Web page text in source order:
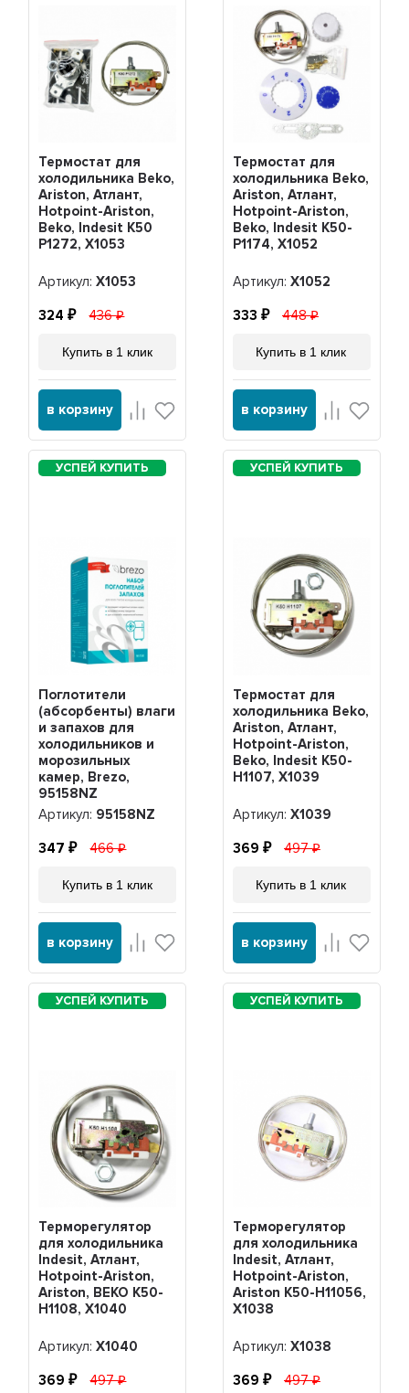
Термостат для
холодильника Beko,
Ariston, Атлант,
Hotpoint-Ariston,
Beko, Indesit K50
P1272, Х1053
Артикул:Х1053
324 436
Купить в 1 клик
в корзину
Термостат для
холодильника Beko,
Ariston, Атлант,
Hotpoint-Ariston,
Beko, Indesit K50-
P1174, Х1052
Артикул: Х1052
333 448
Купить в 1 клик
в корзину
Поглотители
(абсорбенты) влаги
и запахов для
холодильников и
морозильных
камер, Brezo,
95158NZ
Артикул: 95158NZ
347 466
Купить в 1 клик
в корзину
Термостат для
холодильника Beko,
Ariston, Атлант,
Hotpoint-Ariston,
Beko, Indesit K50-
H1107, Х1039
Артикул: Х1039
369 497
Купить в 1 клик
в корзину
Терморегулятор
для холодильника
Indesit, Атлант,
Hotpoint-Ariston,
Ariston, BEKO K50-
H1108, Х1040
Артикул:Х1040
369 497
Терморегулятор
для холодильника
Indesit, Атлант,
Hotpoint-Ariston,
Ariston K50-H11056,
Х1038
Артикул: Х1038
369 497